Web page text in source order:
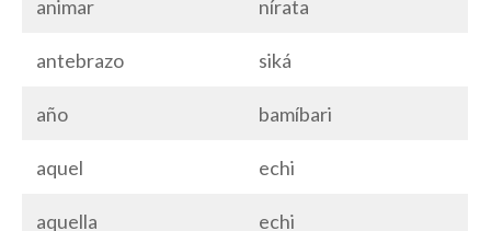
animar nírata
antebrazo siká
año bamíbari
aquel echi
aquella echi